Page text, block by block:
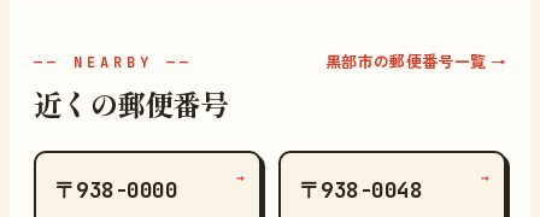
—— NEARBY ——
近くの郵便番号
黒部市の郵便番号一覧 →
〒938-0000 → 〒938-0048 →